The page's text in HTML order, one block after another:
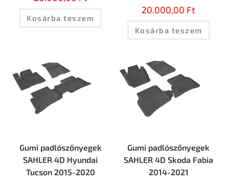
Kosárba teszem
20.000,00 Ft
Kosárba teszem
Gumi padlószőnyegek
SAHLER 4D Hyundai
Tucson 2015-2020
Gumi padlószőnyegek
SAHLER 4D Skoda Fabia
2014-2021